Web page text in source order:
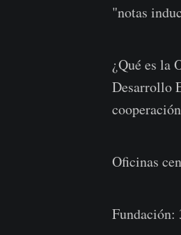
"notas
¿Qué es la
Desarrollo
Oficinas
Fundación: